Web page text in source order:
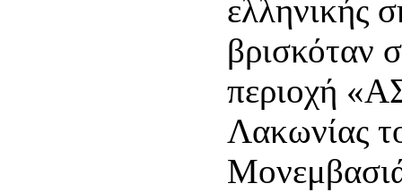
ελληνικής
βρισκόταν
περιοχή
Λακωνίας